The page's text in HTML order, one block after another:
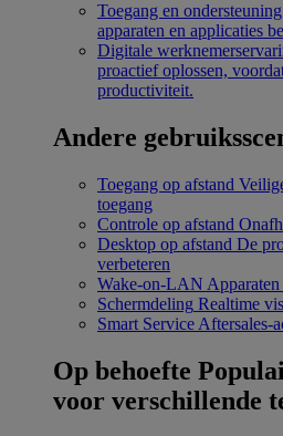
Toegang en
apparaten en applicaties
Digitale
proactief oplossen,
productiviteit.
Andere
Toegang op afstand
toegang
Controle op afstand
Desktop op afstand De
verbeteren
Wake-on-LAN
Schermdeling Realtime
Smart Service Aftersales-
Op behoefte
voor verschillende